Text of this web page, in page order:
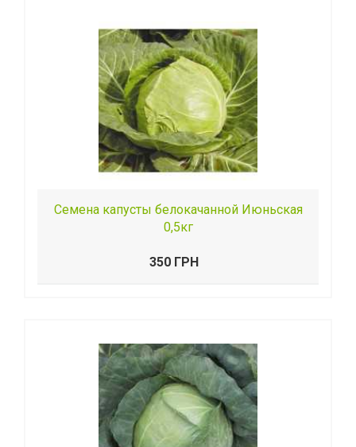
Семена капусты белокачанной Июньская
0,5кг
350 ГРН